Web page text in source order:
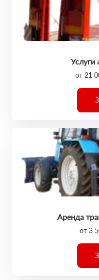
Услуги
от 21
Аренда
от 3